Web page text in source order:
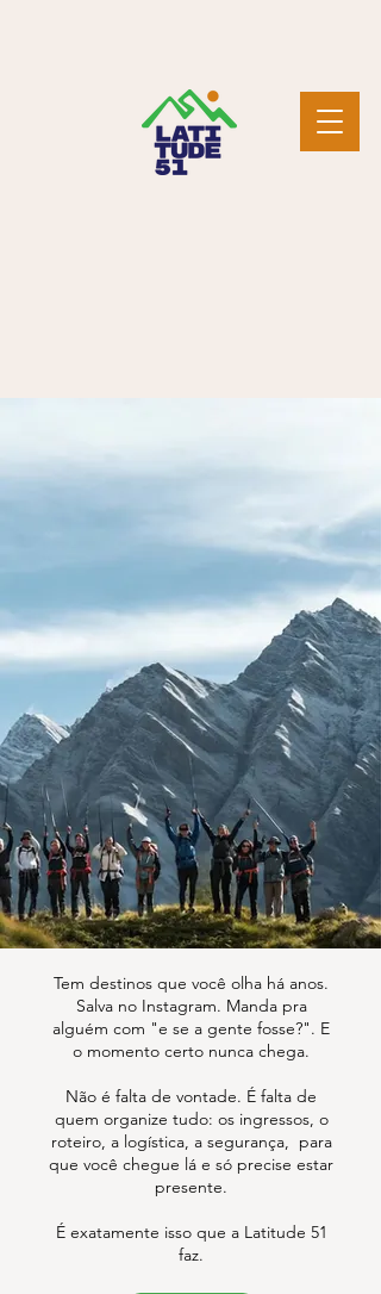
Você já sabe
viagem da
sua vida
Falta só ir.
Falta só ir.
Tem destinos que você olha há anos.
Salva no Instagram. Manda pra
alguém com "e se a gente fosse?". E
o momento certo nunca chega.
Não é falta de vontade. É falta de
quem organize tudo: os ingressos, o
roteiro, a logística, a segurança, para
que você chegue lá e só precise estar
presente.
É exatamente isso que a Latitude 51
faz.